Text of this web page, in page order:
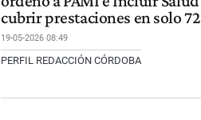
cubrir prestaciones en solo
19-05-2026 08:49
PERFIL REDACCIÓN CÓRDOBA